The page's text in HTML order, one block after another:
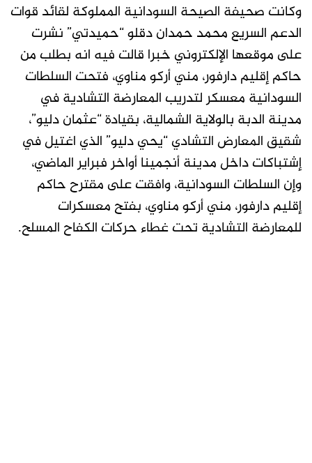
وكانت صحيفة الصيحة السودانية المملوكة لقائد قوات
الدعم السريع محمد حمدان دقلو “حميدتي” نشرت
على موقعها الإلكتروني خبرا قالت فيه انه بطلب من
حاكم إقليم دارفور، مني أركو مناوي، فتحت السلطات
السودانية معسكر لتدريب المعارضة التشادية في
مدينة الدبة بالولاية الشمالية، بقيادة “عثمان دليو”،
شقيق المعارض التشادي “يحي دليو” الذي اغتيل في
إشتباكات داخل مدينة أنجمينا أواخر فبراير الماضي،
وإن السلطات السودانية، وافقت على مقترح حاكم
إقليم دارفور، مني أركو مناوي، بفتح معسكرات
للمعارضة التشادية تحت غطاء حركات الكفاح المسلح.